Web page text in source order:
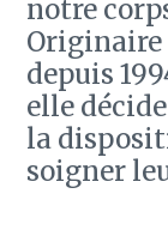
notre
Originaire
depuis
elle
la
soigner